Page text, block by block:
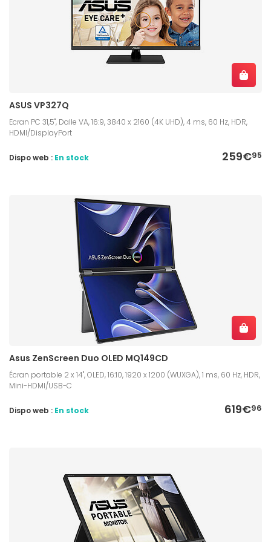
ASUS VP327Q
Ecran PC 31,5", Dalle VA, 16:9, 3840 x 2160 (4K UHD), 4 ms, 60 Hz, HDR,
HDMI/DisplayPort
259€95
Dispo web : En stock
Asus ZenScreen Duo OLED MQ149CD
Écran portable 2 x 14", OLED, 16:10, 1920 x 1200 (WUXGA), 1 ms, 60 Hz, HDR,
Mini-HDMI/USB-C
619€96
Dispo web : En stock